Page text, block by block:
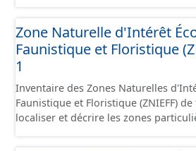
généralement été classées, en tout
Natura 2000 sous la forme de Zones
Spéciales.
Zone Naturelle d'Intérêt
Faunistique et Floristique
1
Inventaire des Zones Naturelles
Faunistique et Floristique (ZNIEFF)
localiser et décrire les zones